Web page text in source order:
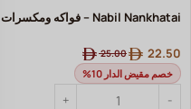
Nabil Nankhatai – فواكه ومكسرات
والمكسرات
25.00 22.50
خصم مقيض الدار 10%